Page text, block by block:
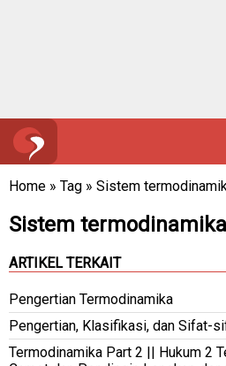
Home » Tag » Sistem
Sistem termodinamika
ARTIKEL TERKAIT
Pengertian Termodinamika
Pengertian, Klasifikasi, dan Sifat-
Termodinamika Part 2 || Hukum 2